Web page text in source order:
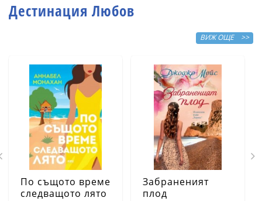
Дестинация Любов
ВИЖ ОЩЕ >>
По същото време
следващото лято
Забраненият
плод